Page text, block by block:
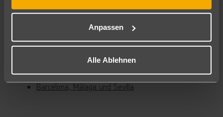
Anpassen
Alle Ablehnen
Kanaren
Fuerteventura, Gran Canaria, La Gomera,
La Palma
Barcelona, Málaga und Sevilla